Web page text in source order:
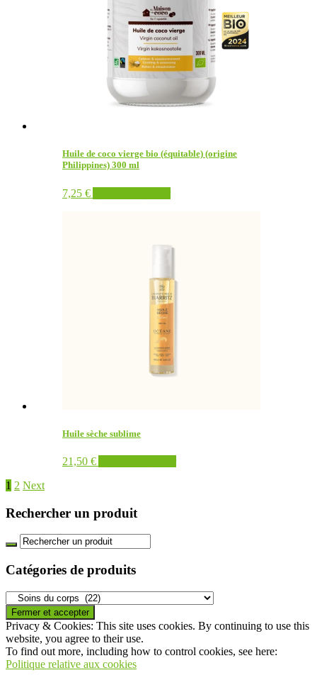
Huile de coco vierge bio (équitable) (origine
Philippines) 300 ml
7,25 €
Huile sèche sublime
21,50 €
1 2 Next
Rechercher un produit
Catégories de produits
Privacy & Cookies: This site uses cookies. By continuing to use this
website, you agree to their use.
To find out more, including how to control cookies, see here:
Politique relative aux cookies